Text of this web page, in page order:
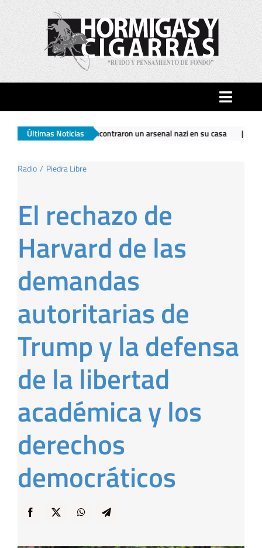
Toggle
Inicio
Ciudad
Actualidad
Hormigas…
… y Cigarras
Últimas Noticias
encontraron un arsenal nazi en su casa | El Gobierno
Radio Piedra Libre
El rechazo de
Harvard de las
demandas
autoritarias de
Trump y la defensa
de la libertad
académica y los
derechos
democráticos